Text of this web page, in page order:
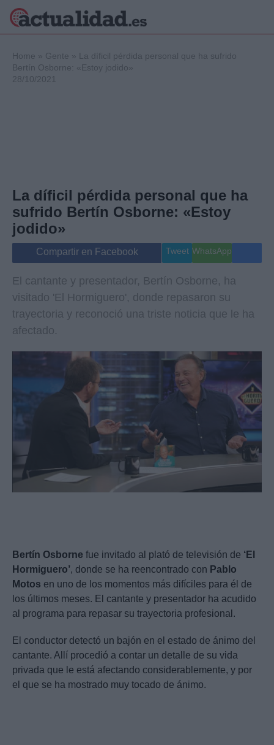
Internacional
Viajes
Gente
Musica
Home » Gente »
La díficil pérdida personal que ha sufrido
Bertín Osborne: «Estoy jodido»
28/10/2021
La díficil pérdida personal que ha
sufrido Bertín Osborne: «Estoy
jodido»
Compartir en Facebook Tweet WhatsApp
El cantante y presentador, Bertín Osborne, ha
visitado 'El Hormiguero', donde repasaron su
trayectoria y reconoció una triste noticia que le ha
afectado.
Bertín Osborne fue invitado al plató de televisión de ‘El
Hormiguero’, donde se ha reencontrado con Pablo
Motos en uno de los momentos más difíciles para él de
los últimos meses. El cantante y presentador ha acudido
al programa para repasar su trayectoria profesional.
El conductor detectó un bajón en el estado de ánimo del
cantante. Allí procedió a contar un detalle de su vida
privada que le está afectando considerablemente, y por
el que se ha mostrado muy tocado de ánimo.